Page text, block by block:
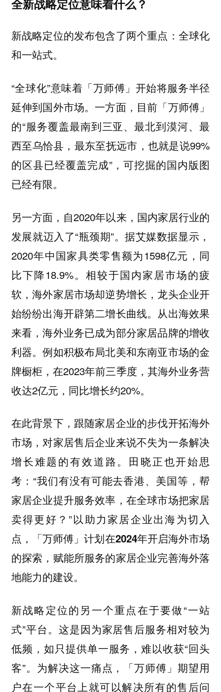
全新战略定位意味着什么？
新战略定位的发布包含了两个重点： 全球化
和一站式。
“全球化”意味着「万师傅」开始将服务半径
延伸到国外市场。一方面，目前「万师傅」
的“服务覆盖最南到三亚、最北到漠河、最
西至乌恰县，最东至抚远市，也就是说99%
的区县已经覆盖完成”，可挖掘的国内版图
已经有限。
另一方面，自2020年以来，国内家居行业的
发展就迈入了“瓶颈期”。据艾媒数据显示，
2020年中国家具类零售额为1598亿元，同
比下降18.9%。 相较于国内家居市场的疲
软，海外家居市场却逆势增长，龙头企业开
始纷纷出海开辟第二增长曲线。 从出海效果
来看，海外业务已成为部分家居品牌的增收
利器。例如积极布局北美和东南亚市场的金
牌橱柜，在2023年前三季度，其海外业务营
收达2亿元，同比增长约20%。
在此背景下，跟随家居企业的步伐开拓海外
市场，对家居售后企业来说不失为一条解决
增长难题的有效道路。田晓正也开始思
考：“我们有没有可能去香港、美国等，帮
家居企业提升服务效率，在全球市场把家居
卖得更好？”以助力家居企业出海为切入
点，「万师傅」计划在2024年开启海外市场
的探索，赋能所服务的家居企业完善海外落
地能力的建设。
新战略定位的另一个重点在于要做“一站
式”平台。这是因为家居售后服务相对较为
低频，如只提供单一服务，难以收获“回头
客”。为解决这一痛点，「万师傅」期望用
户在一个平台上就可以解决所有的售后问